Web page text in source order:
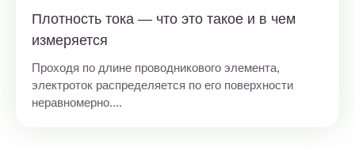
Плотность тока — что это такое и в чем
измеряется
Проходя по длине проводникового элемента,
электроток распределяется по его поверхности
неравномерно....